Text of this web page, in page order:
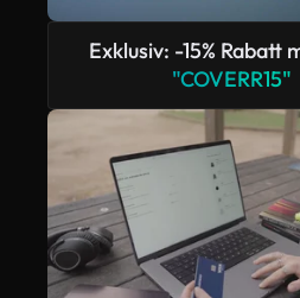
Exklusiv: -15% Rabatt
"COVERR15"